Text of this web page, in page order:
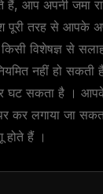
हैं, आप अपनी जमा
तरह से आपके
विशेषज्ञ से
नहीं हो सकती
घट सकता है ।
कर लगाया जा
होते हैं ।